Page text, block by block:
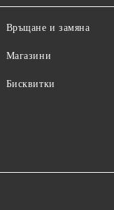
Връщане и замяна
Магазини
Бисквитки